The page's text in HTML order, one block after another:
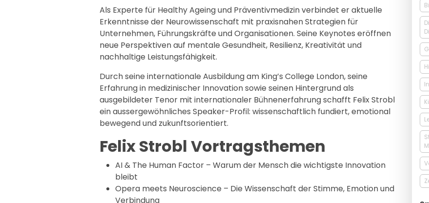
Als Experte für Healthy Ageing und Präventivmedizin verbindet er aktuelle
Erkenntnisse der Neurowissenschaft mit praxisnahen Strategien für
Unternehmen, Führungskräfte und Organisationen. Seine Keynotes eröffnen
neue Perspektiven auf mentale Gesundheit, Resilienz, Kreativität und
nachhaltige Leistungsfähigkeit.
Durch seine internationale Ausbildung am King’s College London, seine
Erfahrung in medizinischer Innovation sowie seinen Hintergrund als
ausgebildeter Tenor mit internationaler Bühnenerfahrung schafft Felix Strobl
ein aussergewöhnliches Speaker-Profil: wissenschaftlich fundiert, emotional
bewegend und zukunftsorientiert.
Felix Strobl Vortragsthemen
AI & The Human Factor – Warum der Mensch die wichtigste Innovation
bleibt
Opera meets Neuroscience – Die Wissenschaft der Stimme, Emotion und
Verbindung